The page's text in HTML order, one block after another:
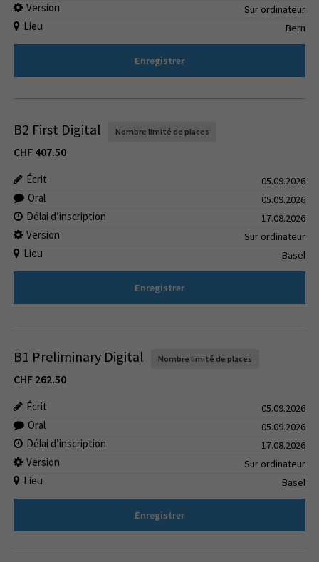
Version Sur ordinateur
Lieu Bern
Enregistrer
B2 First Digital Nombre limité de places
CHF 407.50
Écrit 05.09.2026
Oral 05.09.2026
Délai d’inscription 17.08.2026
Version Sur ordinateur
Lieu Basel
Enregistrer
B1 Preliminary Digital Nombre limité de places
CHF 262.50
Écrit 05.09.2026
Oral 05.09.2026
Délai d’inscription 17.08.2026
Version Sur ordinateur
Lieu Basel
Enregistrer